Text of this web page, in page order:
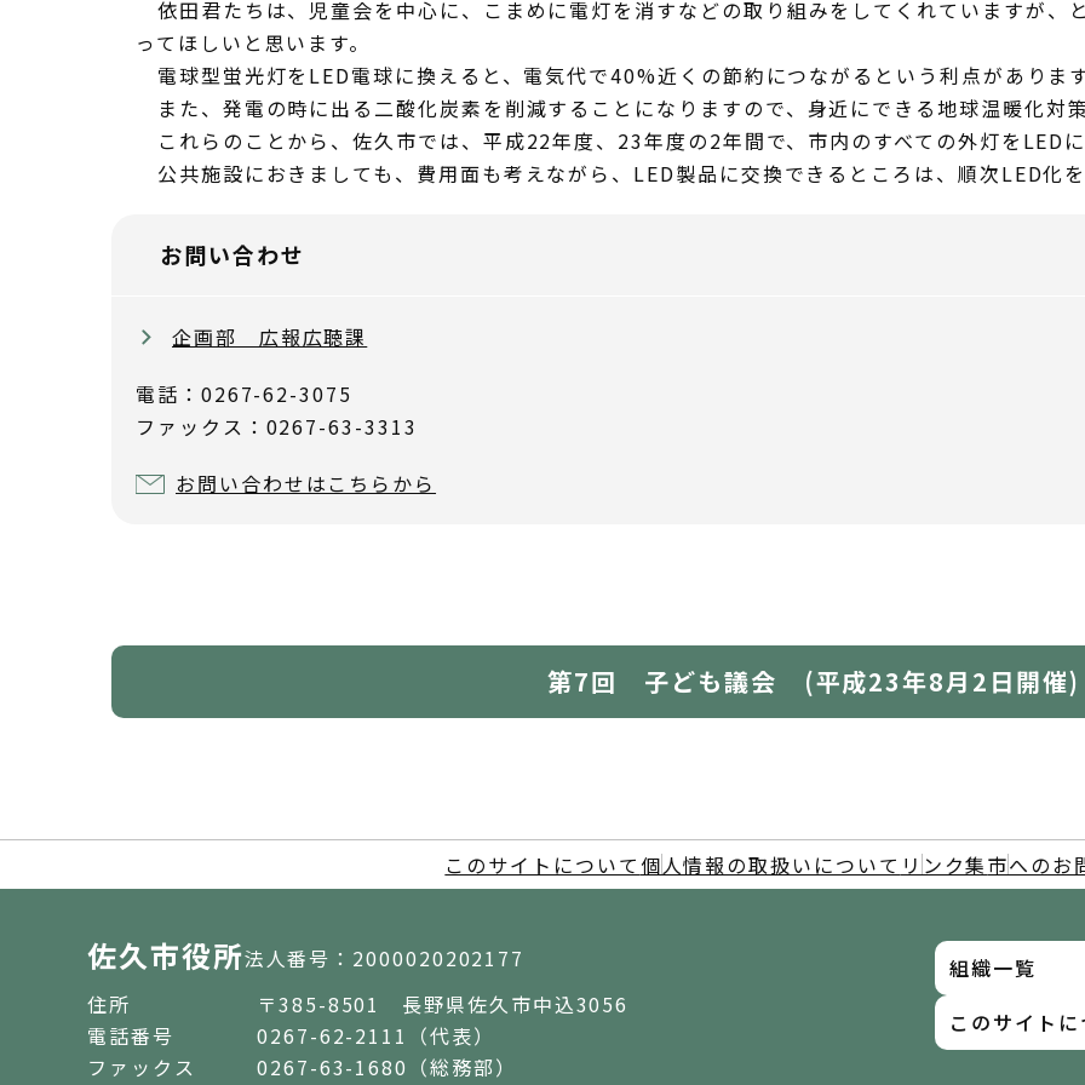
依田君たちは、児童会を中心に、こまめに電灯を消すなどの取り組みをしてくれていますが、
ってほしいと思います。
電球型蛍光灯をLED電球に換えると、電気代で40%近くの節約につながるという利点がありま
また、発電の時に出る二酸化炭素を削減することになりますので、身近にできる地球温暖化対
これらのことから、佐久市では、平成22年度、23年度の2年間で、市内のすべての外灯をLED
公共施設におきましても、費用面も考えながら、LED製品に交換できるところは、順次LED化
お問い合わせ
企画部 広報広聴課
電話：0267-62-3075
ファックス：0267-63-3313
お問い合わせはこちらから
第7回 子ども議会 (平成23年8月2日開催)
このサイトについて 個人情報の取扱いについて リンク集市へのお
佐久市役所法人番号：2000020202177
住所
〒385-8501 長野県佐久市中込3056
電話番号
0267-62-2111（代表）
ファックス
0267-63-1680（総務部）
組織一覧
このサイト